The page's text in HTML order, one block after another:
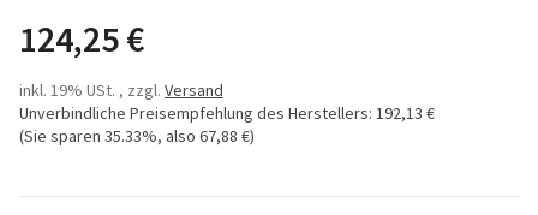
124,25 €
inkl. 19% USt. , zzgl. Versand
Unverbindliche Preisempfehlung des Herstellers: 192,13 €
(Sie sparen 35.33%, also 67,88 €)